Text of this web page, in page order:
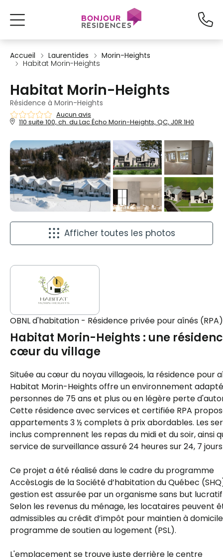
Accueil Laurentides
Morin-Heights
Habitat Morin-Heights
Habitat Morin-Heights
Résidence à Morin-Heights
Aucun avis
110 suite 100, ch. du Lac Écho Morin-Heights, QC, J0R 1H0
Afficher toutes les photos
OBNL d'habitation - Résidence privée pour aînés (RPA)
Habitat Morin-Heights : une
cœur du village
Située au cœur du noyau villageois, la résidence pour
Habitat Morin-Heights offre un environnement
personnes de 75 ans et plus ou en légère perte
Cette résidence avec services et certifiée RPA
appartements 3 ½ complets à prix abordables. Les
inclus comprennent les repas du midi et du soir, ainsi
service de surveillance assuré 24 heures sur 24, 7
Ce projet a été réalisé dans le cadre du programme
AccèsLogis de la Société d’habitation du Québec
gestion est assurée par un organisme sans but
Selon les revenus du ménage, les locataires peuvent
admissibles au crédit d’impôt pour maintien à
programme de soutien au logement (PSL).
L'emplacement se trouve juste derrière le centre